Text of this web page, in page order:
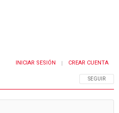
SIGA ESTA
SEGUIR
INICIAR SESIÓN CREAR CUENTA